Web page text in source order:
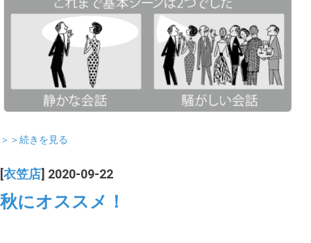
＞＞続きを見る
衣笠店 ] 2020-09-22
秋にオススメ！